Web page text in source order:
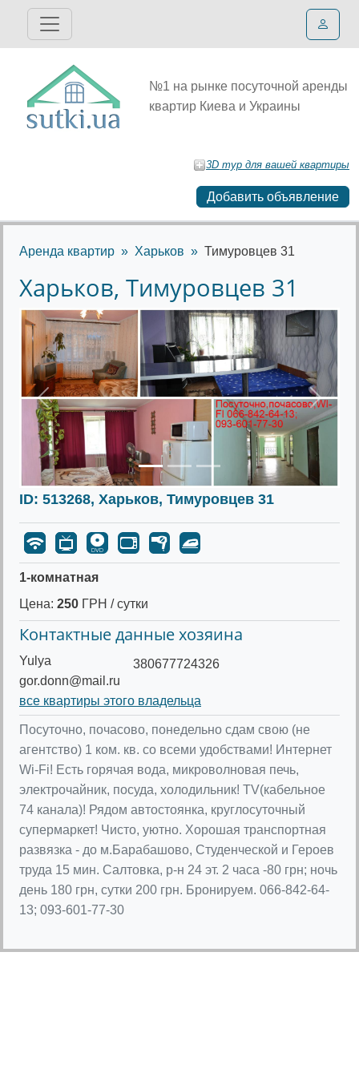
№1 на рынке посуточной аренды
квартир Киева и Украины
3D тур для вашей квартиры
Добавить объявление
Аренда квартир Харьков Тимуровцев 31
Харьков, Тимуровцев 31
Предыдущее
ID: 513268, Харьков, Тимуровцев 31
1-комнатная
Цена: 250 ГРН / сутки
Контактные данные хозяина
Yulya
gor.donn@mail.ru
380677724326
все квартиры этого владельца
Посуточно, почасово, понедельно сдам свою (не
агентство) 1 ком. кв. со всеми удобствами! Интернет
Wi-Fi! Есть горячая вода, микроволновая печь,
электрочайник, посуда, холодильник! TV(кабельное
74 канала)! Рядом автостоянка, круглосуточный
супермаркет! Чисто, уютно. Хорошая транспортная
развязка - до м.Барабашово, Студенческой и Героев
труда 15 мин. Салтовка, р-н 24 эт. 2 часа -80 грн; ночь
день 180 грн, сутки 200 грн. Бронируем. 066-842-64-
13; 093-601-77-30